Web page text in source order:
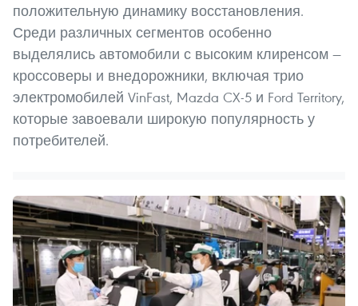
положительную динамику восстановления.
Среди различных сегментов особенно
выделялись автомобили с высоким клиренсом —
кроссоверы и внедорожники, включая трио
электромобилей VinFast, Mazda CX-5 и Ford Territory,
которые завоевали широкую популярность у
потребителей.